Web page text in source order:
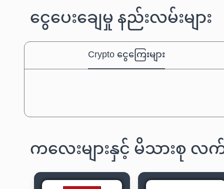
ငွေပေးချေမှု နည်းလမ်းများ
Crypto ငွေကြေးများ
ကလေးများနှင့် မိသားစု